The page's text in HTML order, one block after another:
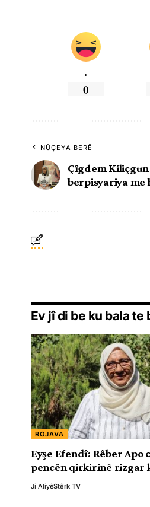
.
0
NÛÇEYA BERÊ
Çîgdem
berpisyariya me
Ev jî di be ku bala te
ROJAVA
Eyşe Efendî: Rêber Apo
pencên qirkirinê rizgar
Ji AliyêStêrk TV